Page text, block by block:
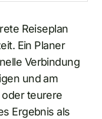
Reiseplan
Ein Planer
Verbindung
und am
teurere
Ergebnis als